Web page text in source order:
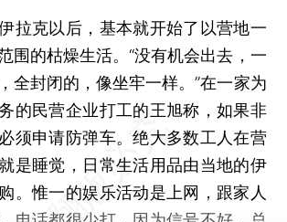
克以后，基本就开始了以营地一
围的枯燥生活。“没有机会出去，一
全封闭的，像坐牢一样。”在一家为
的民营企业打工的王旭称，如果非
须申请防弹车。绝大多数工人在营
是睡觉，日常生活用品由当地的伊
。惟一的娱乐活动是上网，跟家人